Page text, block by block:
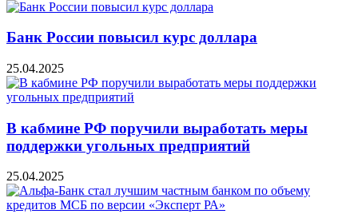
Банк России повысил курс доллара
25.04.2025
В кабмине РФ поручили выработать меры
поддержки угольных предприятий
25.04.2025